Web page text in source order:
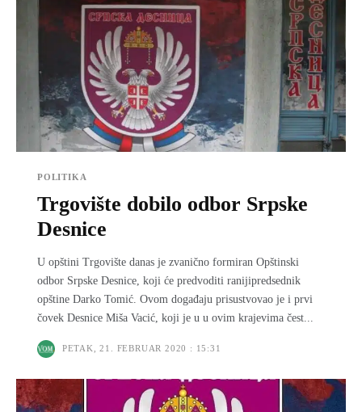
POLITIKA
Trgovište dobilo odbor Srpske
Desnice
U opštini Trgovište danas je zvanično formiran Opštinski
odbor Srpske Desnice, koji će predvoditi ranijipredsednik
opštine Darko Tomić. Ovom događaju prisustvovao je i prvi
čovek Desnice Miša Vacić, koji je u u ovim krajevima čest...
PETAK, 21. FEBRUAR 2020 : 15:31